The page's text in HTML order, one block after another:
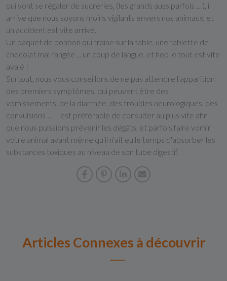
qui vont se régaler de sucreries, (les grands auss parfois ... ), il
arrive que nous soyons moins vigilants envers nos animaux, et
un accident est vite arrivé.
Un paquet de bonbon qui traîne sur la table, une tablette de
chocolat mal rangée ... un coup de langue, et hop le tout est vite
avalé !
Surtout, nous vous conseillons de ne pas attendre l'apparition
des premiers symptômes, qui peuvent être des
vomissements, de la diarrhée, des troubles neurologiques, des
convulsions ... Il est préférable de consulter au plus vite afin
que nous puissions prévenir les dégâts, et parfois faire vomir
votre animal avant même qu'il n'ait eu le temps d'absorber les
substances toxiques au niveau de son tube digestif.
Articles Connexes à découvrir